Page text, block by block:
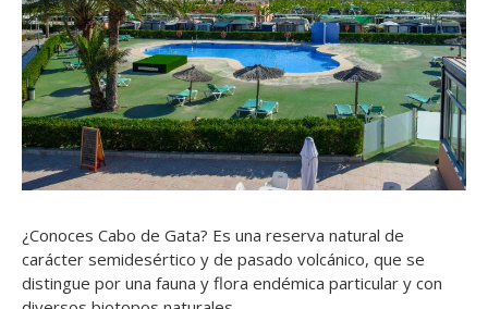
¿Conoces Cabo de Gata? Es una reserva natural de
carácter semidesértico y de pasado volcánico, que se
distingue por una fauna y flora endémica particular y con